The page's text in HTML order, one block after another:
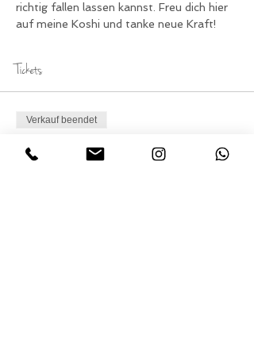
richtig fallen lassen kannst. Freu dich hier
auf meine Koshi und tanke neue Kraft!
Tickets
Verkauf beendet
Tickettyp
Teilnahme Yoga am